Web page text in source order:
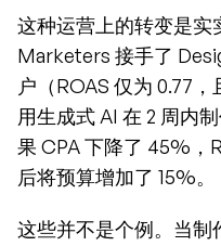
这种运营上的转变是实
Marketers 接手了
户（ROAS 仅为 0.77
用生成式 AI 在 2 周内
果 CPA 下降了 45%，
后将预算增加了 15%。
这些并不是个例。当制